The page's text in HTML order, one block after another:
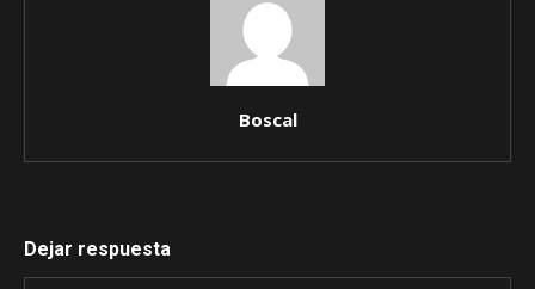
Boscal
Dejar respuesta